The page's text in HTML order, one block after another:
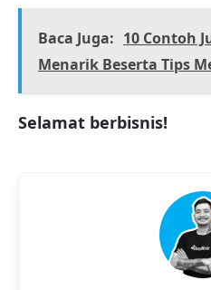
Baca Juga: 10 Contoh
Menarik Beserta Tips
Selamat berbisnis!